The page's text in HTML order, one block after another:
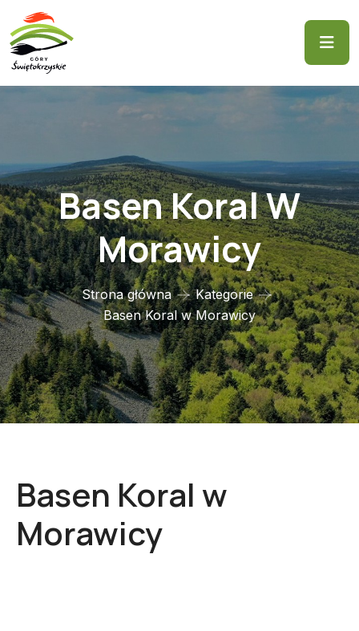
Basen Koral W
Morawicy
Strona główna
Kategorie
Basen Koral w Morawicy
Basen Koral w
Morawicy